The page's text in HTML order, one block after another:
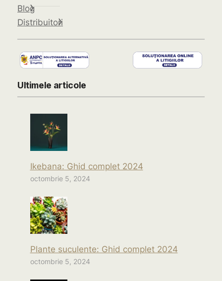
Blog
Distribuitori
Ultimele articole
Ikebana: Ghid complet 2024
octombrie 5, 2024
Plante suculente: Ghid complet 2024
octombrie 5, 2024